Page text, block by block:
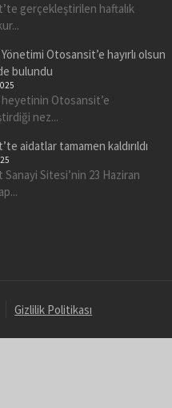
gerçekleştirilen haftalık
Otosansit’e hayırlı olsun
bulundu
heyetinin Otosansit’e
nez...
aidatlar tamamen kaldırıldı
Sitesi’nin 23 Haziran
Gizlilik Politikası